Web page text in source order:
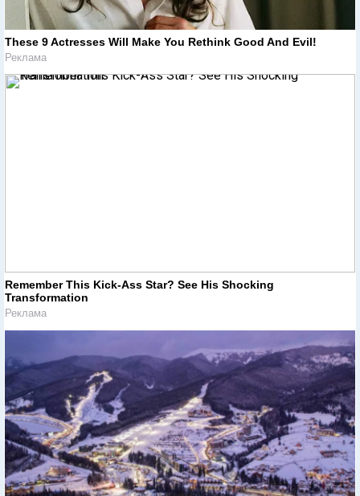
These 9 Actresses Will Make You Rethink Good And Evil!
Реклама
Remember This Kick-Ass Star? See His Shocking
Transformation
Реклама